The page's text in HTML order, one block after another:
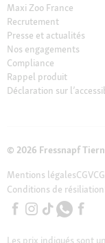
Maxi Zoo France
Recrutement
Presse et actualités
Nos engagements
Compliance
Rappel produit
Déclaration sur
© 2026 Fressnapf
Mentions légalesCGV
Conditions de résiliation
Les prix indiqués sont